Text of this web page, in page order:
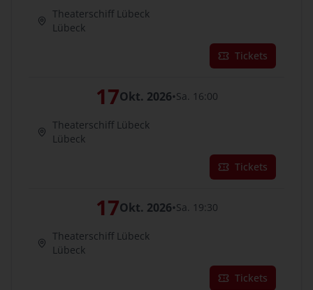
Theaterschiff Lübeck
Lübeck
Tickets
17Okt. 2026•Sa. 16:00
Theaterschiff Lübeck
Lübeck
Tickets
17Okt. 2026•Sa. 19:30
Theaterschiff Lübeck
Lübeck
Tickets